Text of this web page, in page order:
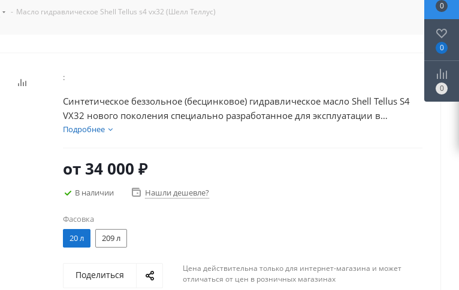
- Масло гидравлическое Shell Tellus s4 vx32 (Шелл Теллус)
:
Синтетическое беззольное (бесцинковое) гидравлическое масло Shell Tellus S4
VX32 нового поколения специально разработанное для эксплуатации в
северных условиях, предназначено для гидравлических систем и приводов
0С), обеспечивает беспроблемный холодный пуск.
Подробнее
от 34 000 ₽
В наличии Нашли дешевле?
Фасовка
20 л
209 л
Поделиться
Цена действительна только для интернет-магазина и может
отличаться от цен в розничных магазинах
0
0
0